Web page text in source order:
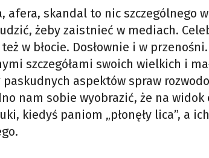
afera, skandal to nic szczególnego
żeby zaistnieć w mediach.
w błocie. Dosłownie i w
szczegółami swoich wielkich i
paskudnych aspektów spraw
nam sobie wyobrazić, że na
kiedyś paniom „płonęły lica”, a